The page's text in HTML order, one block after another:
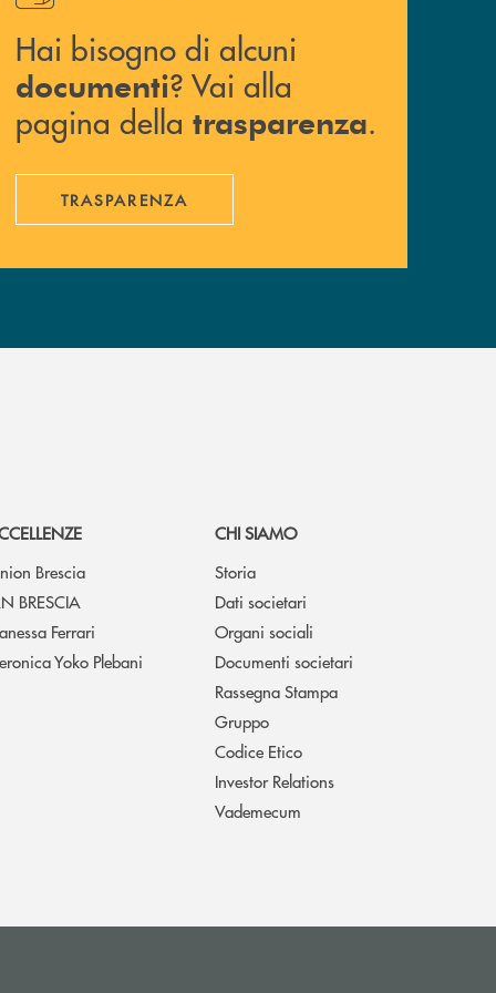
Hai bisogno di alcuni
documenti? Vai alla
pagina della trasparenza.
TRASPARENZA
Brescia
BRESCIA
Ferrari
Yoko Plebani
CHI SIAMO
Storia
Dati societari
Organi sociali
Documenti societari
Rassegna Stampa
Gruppo
Codice Etico
Investor Relations
Vademecum